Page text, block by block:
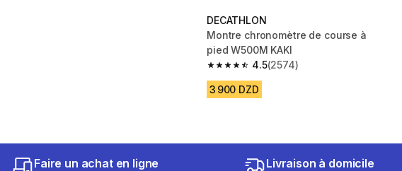
DECATHLON
Montre chronomètre de course à
pied W500M KAKI
4.5
4.5 out of 5 stars from 2574 reviews
(2574)
3 900 DZD
Faire un achat en ligne Livraison à domicile